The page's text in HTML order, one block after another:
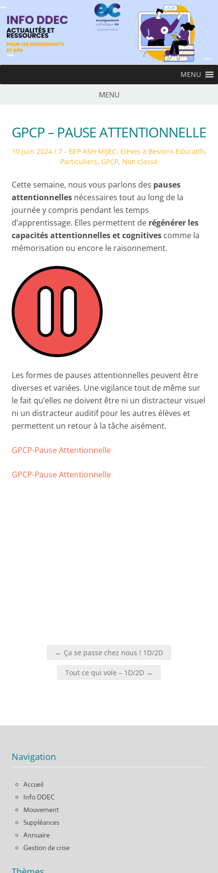
Skip
to
content
InfoDDEC
Ens
MENU
MENU
GPCP – PAUSE ATTENTIONNELLE
Posted
10 juin 2024
Posted
in
7 - BEP ASH MIJEC, Elèves à Besoins Educatifs
Particuliers, GPCP, Non classé
Cette semaine, nous vous parlons des pauses
attentionnelles nécessaires tout au long de la
journée y compris pendant les temps
d’apprentissage. Elles permettent de régénérer les
capacités attentionnelles et cognitives comme la
mémorisation ou encore le raisonnement.
Les formes de pauses attentionnelles peuvent être
diverses et variées. Une vigilance tout de même sur
le fait qu’elles ne doivent être ni un distracteur visuel
ni un distracteur auditif pour les autres élèves et
permettent un retour à la tâche aisément.
GPCP-Pause Attentionnelle
GPCP-Pause Attentionnelle
Navigation← Ça se passe chez nous ! 1D/2D
Tout ce qui vole – 1D/2D →
Navigation
Accueil
Info DDEC
Mouvement
Suppléances
Annuaire
Gestion de crise